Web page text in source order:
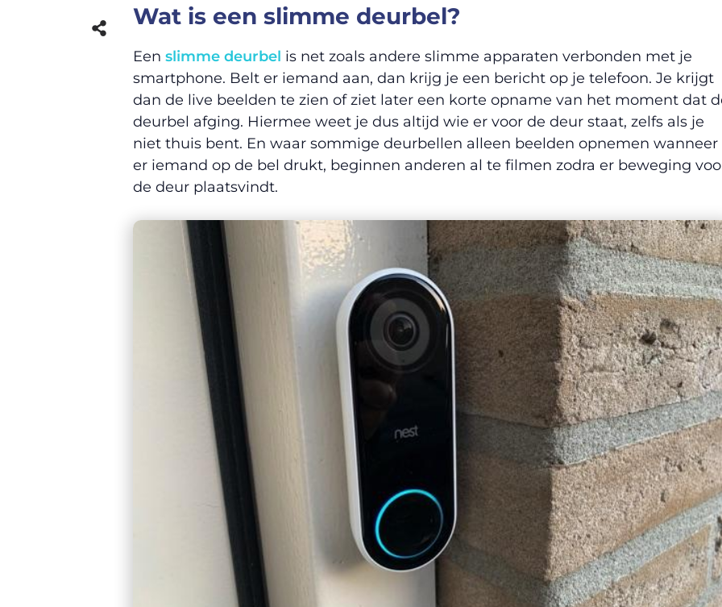
Wat is een slimme deurbel?
Een slimme deurbel is net zoals andere slimme apparaten verbonden met je
smartphone. Belt er iemand aan, dan krijg je een bericht op je telefoon. Je krijgt
dan de live beelden te zien of ziet later een korte opname van het moment dat
deurbel afging. Hiermee weet je dus altijd wie er voor de deur staat, zelfs als je
niet thuis bent. En waar sommige deurbellen alleen beelden opnemen wanneer
er iemand op de bel drukt, beginnen anderen al te filmen zodra er beweging
de deur plaatsvindt.